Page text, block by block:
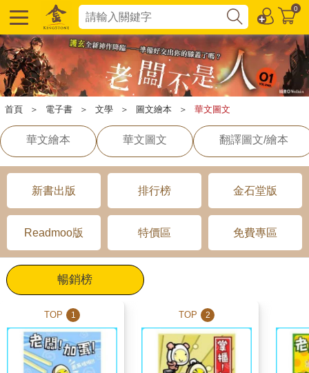
0
首頁 ＞ 電子書 ＞ 文學 ＞ 圖文繪本 ＞ 華文圖文
華文繪本 華文圖文 翻譯圖文/繪本
新書出版 排行榜 金石堂版
Readmoo版 特價區 免費專區
暢銷榜
TOP 1 TOP 2